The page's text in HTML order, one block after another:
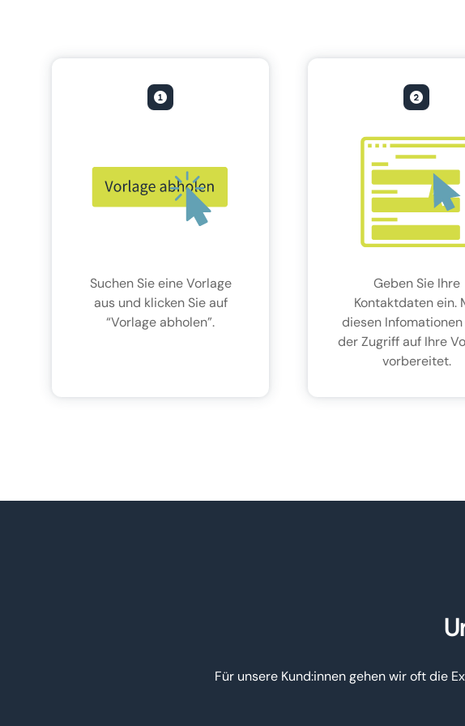
Suchen Sie eine Vorlage
aus und klicken Sie auf
“Vorlage abholen”.
Geben Sie Ihre
Kontaktdaten ein.
diesen
der Zugriff auf Ihre
vorbereitet.
Für unsere Kund:innen gehen wir oft die